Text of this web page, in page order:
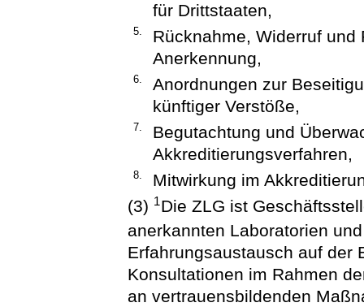
für Drittstaaten,
5.
Rücknahme, Widerruf
Anerkennung,
6.
Anordnungen zur
künftiger Verstöße,
7.
Begutachtung und
Akkreditierungsverfahren,
8.
Mitwirkung im
(3) 1Die ZLG ist
anerkannten Laboratorien
Erfahrungsaustausch auf der
Konsultationen im Rahmen
an vertrauensbildenden